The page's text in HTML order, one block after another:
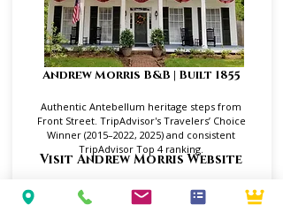
Andrew Morris B&B | Built 1855
Authentic Antebellum heritage steps from
Front Street. TripAdvisor's Travelers’ Choice
Winner (2015–2022, 2025) and consistent
TripAdvisor Top 4 ranking.
Visit Andrew Morris Website